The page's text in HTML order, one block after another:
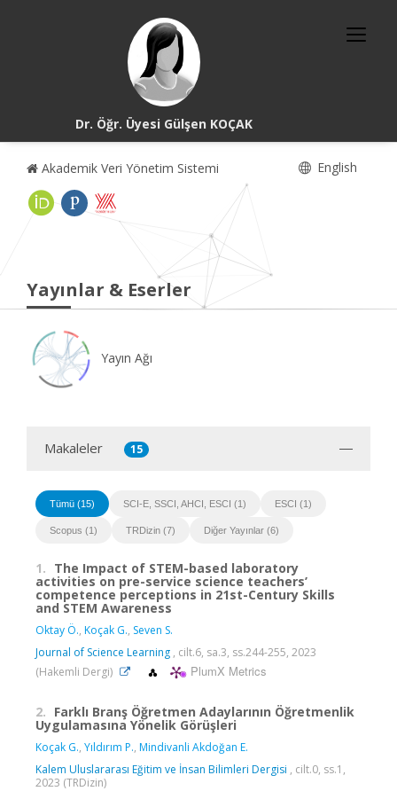
Dr. Öğr. Üyesi Gülşen KOÇAK
Akademik Veri Yönetim Sistemi English
Yayınlar & Eserler
Yayın Ağı
Makaleler 15
Tümü (15) SCI-E, SSCI, AHCI, ESCI (1) ESCI (1)
Scopus (1) TRDizin (7) Diğer Yayınlar (6)
1. The Impact of STEM-based laboratory
activities on pre-service science teachers’
competence perceptions in 21st-Century Skills
and STEM Awareness
Oktay Ö., Koçak G., Seven S.
Journal of Science Learning , cilt.6, sa.3, ss.244-255, 2023
(Hakemli Dergi)
PlumX Metrics
2. Farklı Branş Öğretmen Adaylarının Öğretmenlik
Uygulamasına Yönelik Görüşleri
Koçak G., Yıldırım P., Mindivanli Akdoğan E.
Kalem Uluslararası Eğitim ve İnsan Bilimleri Dergisi , cilt.0, ss.1,
2023 (TRDizin)